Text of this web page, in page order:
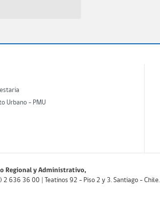
Urbano - PMU
Regional y Administrativo,
2 636 36 00 | Teatinos 92 - Piso 2 y 3. Santiago - Chile.